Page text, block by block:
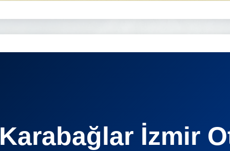
Karabağlar İzmir